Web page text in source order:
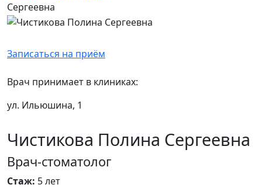
Сергеевна
Записаться на приём
Врач принимает в клиниках:
ул. Ильюшина, 1
Чистикова Полина Сергеевна
Врач-стоматолог
Стаж: 5 лет